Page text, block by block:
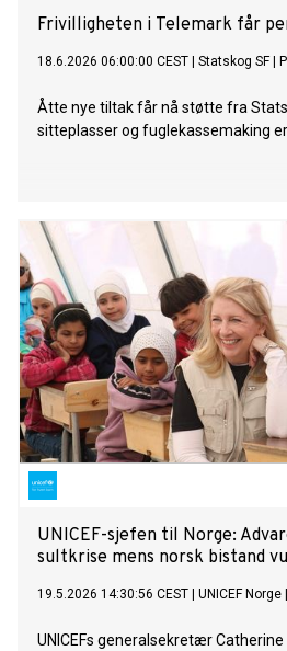
Frivilligheten i Telemark får
18.6.2026 06:00:00 CEST Statskog SF|
Åtte nye tiltak får nå støtte fra
sitteplasser og fuglekassemaking
UNICEF-sjefen til Norge:
sultkrise mens norsk bistand
19.5.2026 14:30:56 CEST UNICEF Norge
UNICEFs generalsekretær